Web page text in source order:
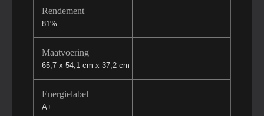
Rendement
81%
Maatvoering
65,7 x 54,1 cm x 37,2 cm
Energielabel
A+